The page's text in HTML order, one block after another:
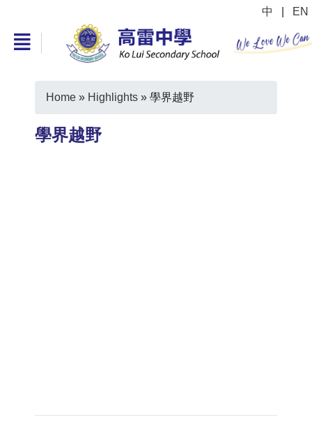
中 EN
Home » Highlights » 學界越野
學界越野